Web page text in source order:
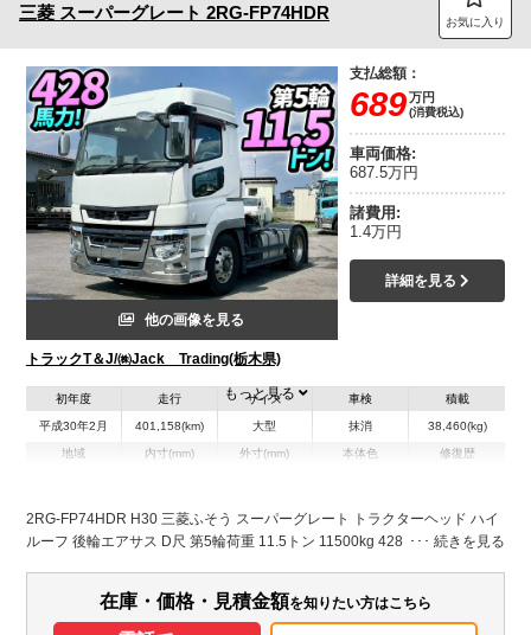
三菱 スーパーグレート 2RG-FP74HDR お気に入り
他の画像を見る
トラックT＆J/㈱Jack Trading(栃木県)
支払総額：
689万円
(消費税込)
車両価格:
687.5万円
諸費用:
1.4万円
詳細を見る
初年度
平成30年2月
走行
401,158(km)
サイズ
大型
車検
抹消
積載
38,460(kg)
地域 内寸(mm) 外寸(mm) 本体色 修復歴
装備情報
パワステ パワーウィンドウ ABS
集中ドアロック
電動格納ミラー ETC
もっと見る
2RG-FP74HDR H30 三菱ふそう スーパーグレート トラクターヘッド ハイ
ルーフ 後輪エアサス D尺 第5輪荷重 11.5トン 11500kg 428馬力 シフトパ
在庫・価格・見積金額を知りたい方はこちら